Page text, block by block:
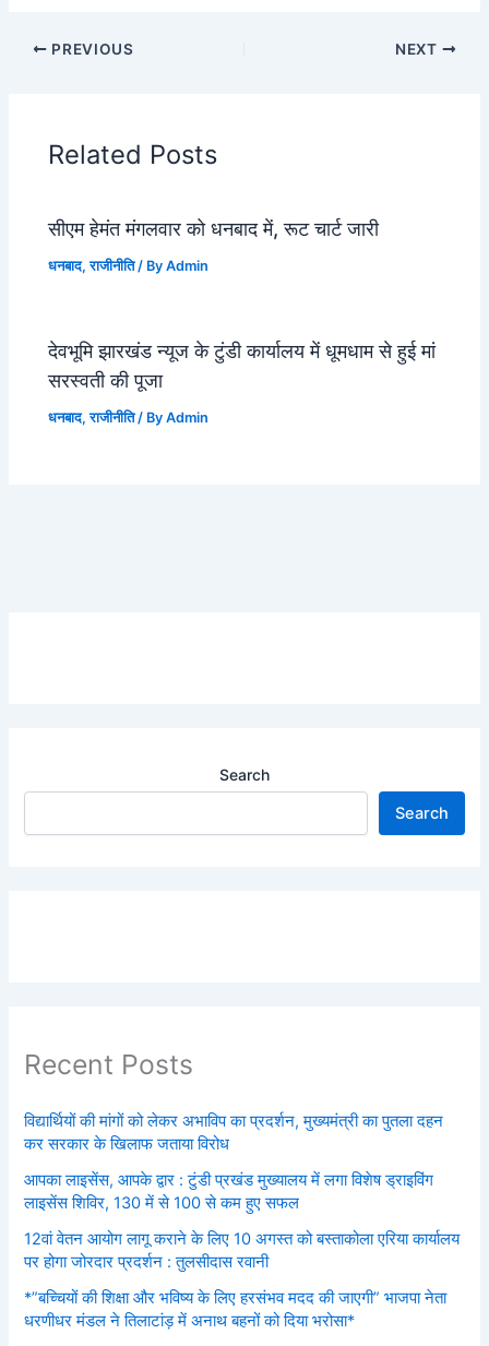
PREVIOUS NEXT
Related Posts
सीएम हेमंत मंगलवार को धनबाद में, रूट चार्ट जारी
धनबाद,राजीनीति/ ByAdmin
देवभूमि झारखंड न्यूज के टुंडी कार्यालय में धूमधाम से हुई मां
सरस्वती की पूजा
धनबाद,राजीनीति/ ByAdmin
Search
Search
Recent Posts
विद्यार्थियों की मांगों को लेकर अभाविप का प्रदर्शन, मुख्यमंत्री का पुतला दहन
कर सरकार के खिलाफ जताया विरोध
आपका लाइसेंस, आपके द्वार : टुंडी प्रखंड मुख्यालय में लगा विशेष ड्राइविंग
लाइसेंस शिविर, 130 में से 100 से कम हुए सफल
12वां वेतन आयोग लागू कराने के लिए 10 अगस्त को बस्ताकोला एरिया कार्यालय
पर होगा जोरदार प्रदर्शन : तुलसीदास रवानी
*”बच्चियों की शिक्षा और भविष्य के लिए हरसंभव मदद की जाएगी” भाजपा नेता
धरणीधर मंडल ने तिलाटांड़ में अनाथ बहनों को दिया भरोसा*